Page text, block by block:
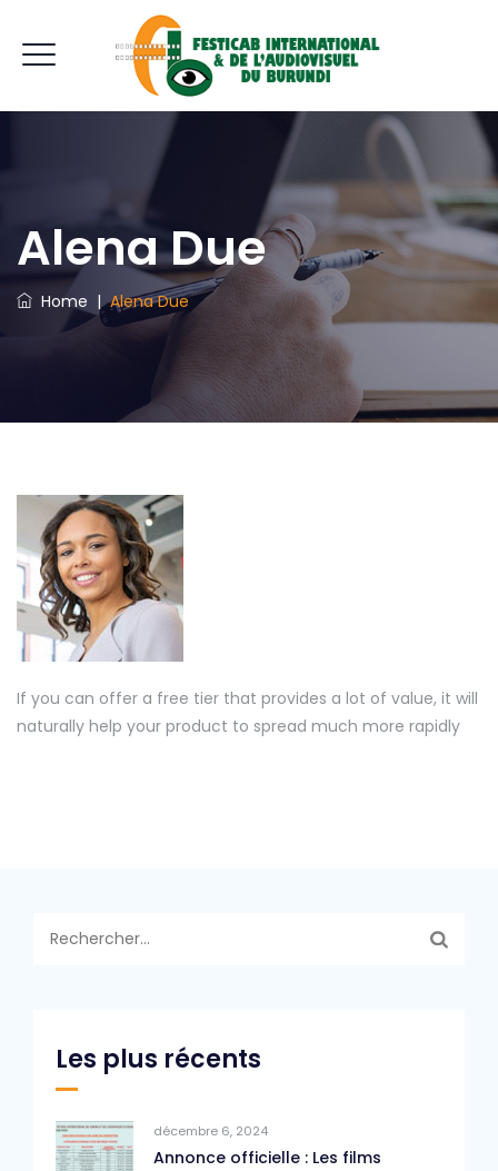
Alena Due
Home |Alena Due
If you can offer a free tier that provides a lot of value, it will
naturally help your product to spread much more rapidly
Les plus récents
décembre 6, 2024
Annonce officielle : Les films